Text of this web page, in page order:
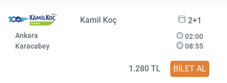
Kamil Koç 2+1
Ankara
Karacabey
02:00
08:55
1.280 TL BİLET AL